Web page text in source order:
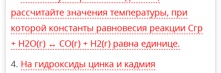
рассчитайте значения температуры, при
которой константы равновесия реакции Сгр
+ H2O(г) ↔ CO(г) + H2(г) равна единице.
На гидроксиды цинка и кадмия